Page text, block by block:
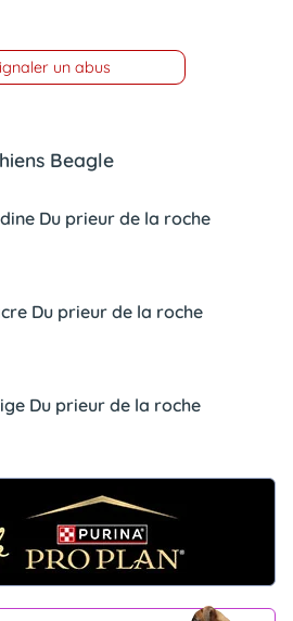
un abus
Beagle
Du prieur de la roche
Du prieur de la roche
Du prieur de la roche